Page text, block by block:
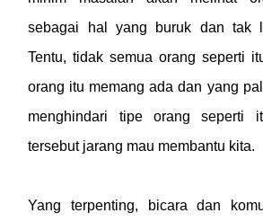
sebagai hal yang buruk dan tak
Tentu, tidak semua orang seperti
orang itu memang ada dan yang
menghindari tipe orang seperti
tersebut jarang mau membantu kita.
Yang terpenting, bicara dan